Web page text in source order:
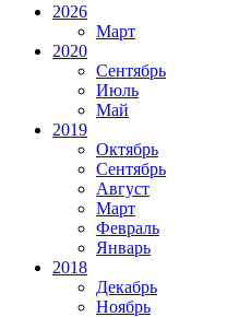
2026
Март
2020
Сентябрь
Июль
Май
2019
Октябрь
Сентябрь
Август
Март
Февраль
Январь
2018
Декабрь
Ноябрь